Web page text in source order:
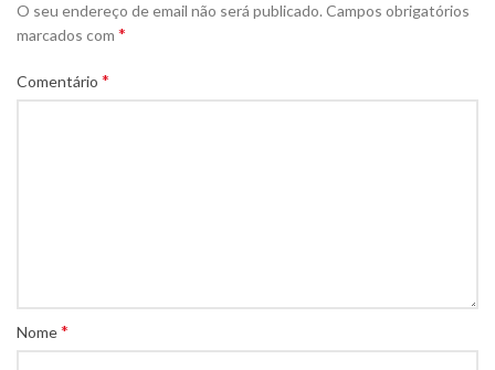
O seu endereço de email não será publicado. Campos obrigatórios
marcados com *
Comentário *
Nome*